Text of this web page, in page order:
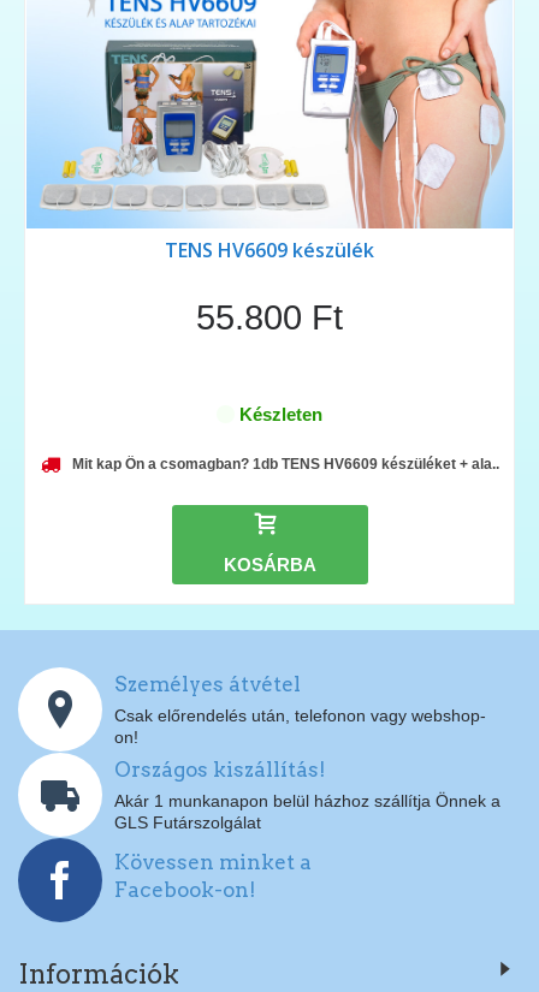
TENS HV6609 készülék
55.800 Ft
Készleten
Mit kap Ön a csomagban? 1db TENS HV6609 készüléket + ala..
KOSÁRBA
Személyes átvétel
Csak előrendelés után, telefonon vagy webshop-
on!
Országos kiszállítás!
Akár 1 munkanapon belül házhoz szállítja Önnek a
GLS Futárszolgálat
Kövessen minket a
Facebook-on!
Információk